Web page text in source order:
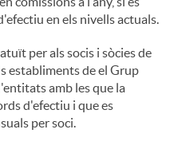
en els nivells actuals.
per als socis i sòcies de
establiments de el Grup
amb les que la
d'efectiu i que es
per soci.